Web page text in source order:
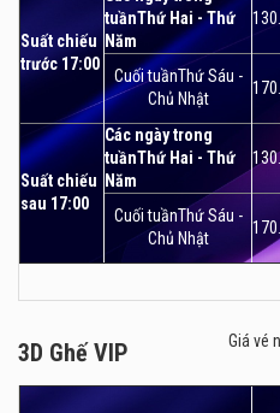
Suất chiếu
trước 17:00
tuầnThứ Hai - Thứ
Năm
Cuối tuầnThứ Sáu -
Chủ Nhật
Suất chiếu
sau 17:00
Các ngày trong
tuầnThứ Hai - Thứ
Năm
Cuối tuầnThứ Sáu -
Chủ Nhật
3D Ghế VIP
Giá vé